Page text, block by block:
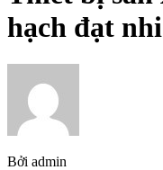
hạch đạt
Bởi admin